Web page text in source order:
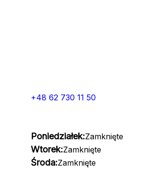
+48 62 730 11 50
Poniedziałek:Zamknięte
Wtorek:Zamknięte
Środa:Zamknięte